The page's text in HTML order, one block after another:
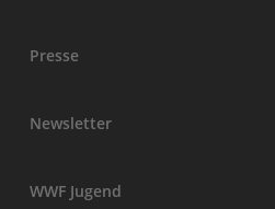
Presse
Newsletter
WWF Jugend